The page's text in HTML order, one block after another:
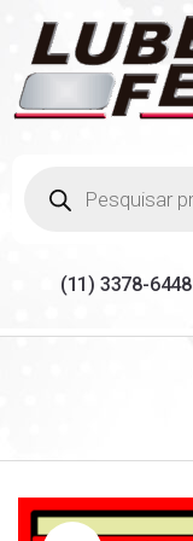
(11) 3378-6448